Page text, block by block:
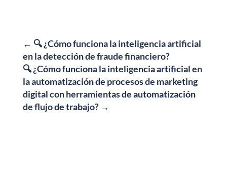
← 🔍 ¿Cómo funciona la inteligencia artificial
en la detección de fraude financiero?
🔍 ¿Cómo funciona la inteligencia artificial en
la automatización de procesos de marketing
digital con herramientas de automatización
de flujo de trabajo?→